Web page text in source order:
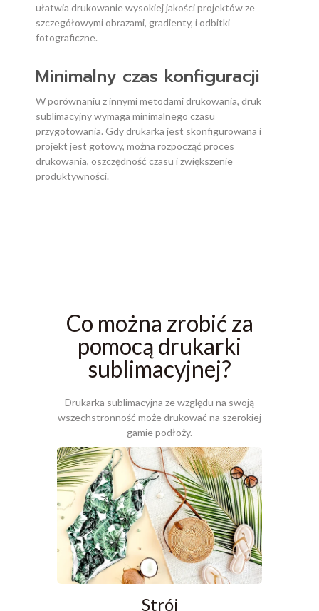
ułatwia drukowanie wysokiej jakości projektów ze
szczegółowymi obrazami, gradienty, i odbitki
fotograficzne.
Minimalny czas konfiguracji
W porównaniu z innymi metodami drukowania, druk
sublimacyjny wymaga minimalnego czasu
przygotowania. Gdy drukarka jest skonfigurowana i
projekt jest gotowy, można rozpocząć proces
drukowania, oszczędność czasu i zwiększenie
produktywności.
Co można zrobić za
pomocą drukarki
sublimacyjnej?
Drukarka sublimacyjna ze względu na swoją
wszechstronność może drukować na szerokiej
gamie podłoży.
Strój